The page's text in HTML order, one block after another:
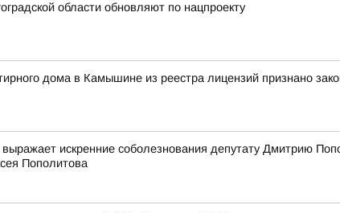
области обновляют по нацпроекту
дома в Камышине из реестра лицензий признано
искренние соболезнования депутату Дмитрию
Пополитова